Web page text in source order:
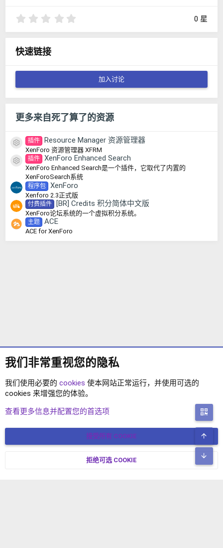
0 星
快速链接
加入讨论
更多来自死了算了的资源
资源图标
插件 Resource Manager 资源管理器
XenForo 资源管理器 XFRM
资源图标
插件 XenForo Enhanced Search
XenForo Enhanced Search是一个插件，它取代了内置的
XenForoSearch系统
程序包 XenForo
Xenforo 2.3正式版
付费插件 [BR] Credits 积分简体中文版
XenForo论坛系统的一个虚拟积分系统。
主题 ACE
ACE for XenForo
XF2语言包
简体中文 联系我们
© COPYRIGHT 2017-2026 XENFORO中文社区 版权所有 冀ICP备
我们非常重视您的隐私
我们使用必要的 cookies 使本网站正常运行，并使用可选的
cookies 来增强您的体验。
查看更多信息并配置您的首选项
接受所有 COOKIE
拒绝可选 COOKIE